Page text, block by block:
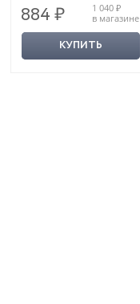
884 ₽
1 040 ₽
в магазине
КУПИТЬ